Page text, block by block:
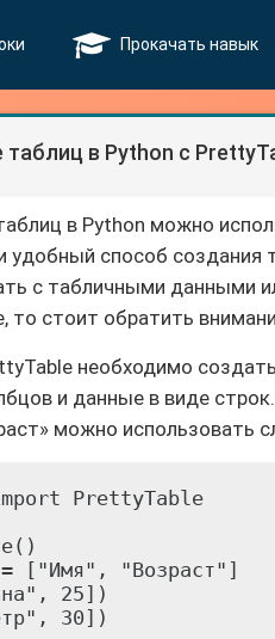
Прокачать навык
в Python с
в Python можно
удобный способ создания
с табличными данными
стоит обратить
необходимо
и данные в виде
можно использовать
PrettyTable
["Имя", "Возраст"]
25])
30])